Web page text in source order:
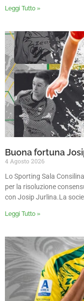
Leggi Tutto »
Buona fortuna
4 Agosto 2026
Lo Sporting Sala
per la risoluzione
con Josip Jurlina.La
Leggi Tutto »